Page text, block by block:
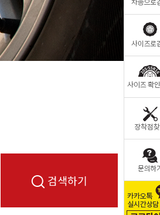
검색하기